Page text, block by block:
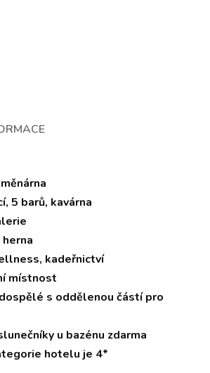
5 barů, kavárna
kadeřnictví
místnost
s oddělenou částí pro
u bazénu zdarma
hotelu je 4*